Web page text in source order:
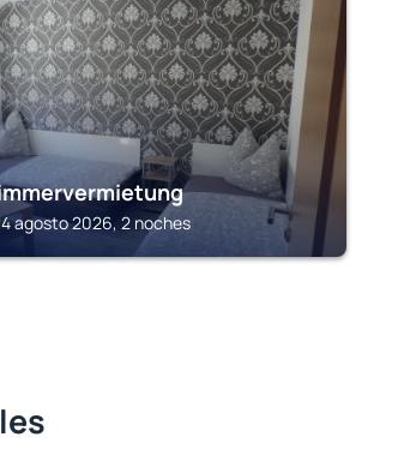
agosto 2026, 2 noches